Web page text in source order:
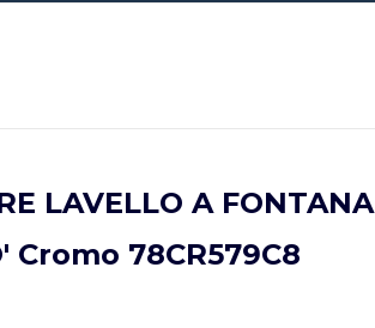
LAVELLO A FONTANA
Cromo 78CR579C8